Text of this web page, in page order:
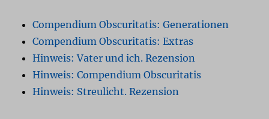
Compendium Obscuritatis: Generationen
Compendium Obscuritatis: Extras
Hinweis: Vater und ich. Rezension
Hinweis: Compendium Obscuritatis
Hinweis: Streulicht. Rezension